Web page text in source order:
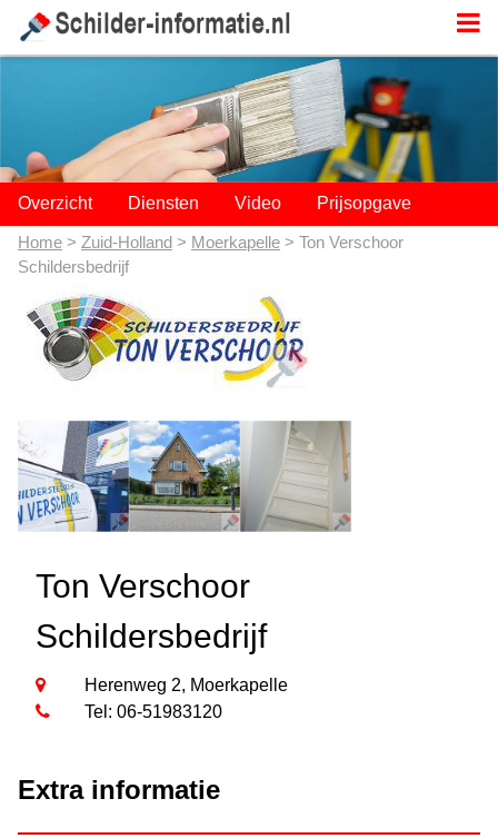
Overzicht Diensten Video Prijsopgave
Home > Zuid-Holland > Moerkapelle > Ton Verschoor
Schildersbedrijf
Ton Verschoor
Schildersbedrijf
Herenweg 2, Moerkapelle
Tel: 06-51983120
Extra informatie